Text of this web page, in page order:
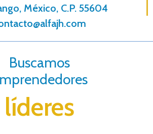
México, C.P. 55604
Buscamos
líderes